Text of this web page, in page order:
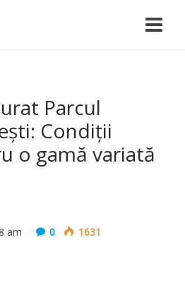
Parcul
Condiții
o gamă variată
am 0 1631